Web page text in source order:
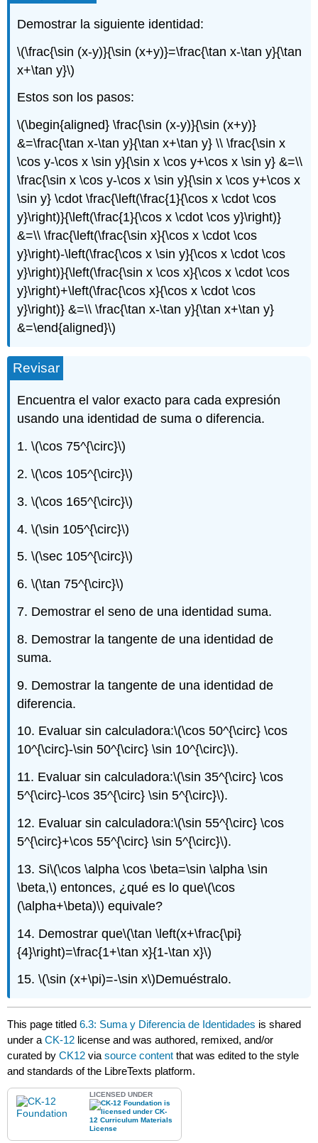
Demostrar la siguiente identidad:
\(\frac{\sin (x-y)}{\sin (x+y)}=\frac{\tan x-\tan y}{\tan
x+\tan y}\)
Estos son los pasos:
\(\begin{aligned} \frac{\sin (x-y)}{\sin (x+y)}
&=\frac{\tan x-\tan y}{\tan x+\tan y} \\ \frac{\sin x
\cos y-\cos x \sin y}{\sin x \cos y+\cos x \sin y} &=\\
\frac{\sin x \cos y-\cos x \sin y}{\sin x \cos y+\cos x
\sin y} \cdot \frac{\left(\frac{1}{\cos x \cdot \cos
y}\right)}{\left(\frac{1}{\cos x \cdot \cos y}\right)}
&=\\ \frac{\left(\frac{\sin x}{\cos x \cdot \cos
y}\right)-\left(\frac{\cos x \sin y}{\cos x \cdot \cos
y}\right)}{\left(\frac{\sin x \cos x}{\cos x \cdot \cos
y}\right)+\left(\frac{\cos x}{\cos x \cdot \cos
y}\right)} &=\\ \frac{\tan x-\tan y}{\tan x+\tan y}
&=\end{aligned}\)
Revisar
Encuentra el valor exacto para cada expresión
usando una identidad de suma o diferencia.
1.\(\cos 75^{\circ}\)
2.\(\cos 105^{\circ}\)
3.\(\cos 165^{\circ}\)
4.\(\sin 105^{\circ}\)
5.\(\sec 105^{\circ}\)
6.\(\tan 75^{\circ}\)
7. Demostrar el seno de una identidad suma.
8. Demostrar la tangente de una identidad de
suma.
9. Demostrar la tangente de una identidad de
diferencia.
10. Evaluar sin calculadora:\(\cos 50^{\circ} \cos
10^{\circ}-\sin 50^{\circ} \sin 10^{\circ}\).
11. Evaluar sin calculadora:\(\sin 35^{\circ} \cos
5^{\circ}-\cos 35^{\circ} \sin 5^{\circ}\).
12. Evaluar sin calculadora:\(\sin 55^{\circ} \cos
5^{\circ}+\cos 55^{\circ} \sin 5^{\circ}\).
13. Si\(\cos \alpha \cos \beta=\sin \alpha \sin
\beta,\) entonces, ¿qué es lo que\(\cos
(\alpha+\beta)\) equivale?
14. Demostrar que\(\tan \left(x+\frac{\pi}
{4}\right)=\frac{1+\tan x}{1-\tan x}\)
15.\(\sin (x+\pi)=-\sin x\)Demuéstralo.
This page titled6.3: Suma y Diferencia de Identidades is shared
under aCK-12 license and was authored, remixed, and/or
curated byCK12 viasource content that was edited to the style
and standards of the LibreTexts platform.
LICENSED UNDER